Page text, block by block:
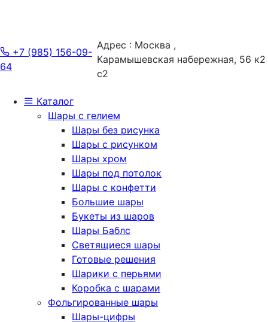
+7 (985) 156-09-
64
Адрес : Москва ,
Карамышевская набережная, 56 к2
с2
Каталог
Шары с гелием
Шары без рисунка
Шары с рисунком
Шары хром
Шары под потолок
Шары с конфетти
Большие шары
Букеты из шаров
Шары Баблс
Светящиеся шары
Готовые решения
Шарики с перьями
Коробка с шарами
Фольгированные шары
Шары-цифры